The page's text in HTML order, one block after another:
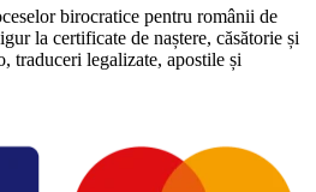
birocratice pentru românii de
la certificate de naștere, căsătorie și
traduceri legalizate, apostile și